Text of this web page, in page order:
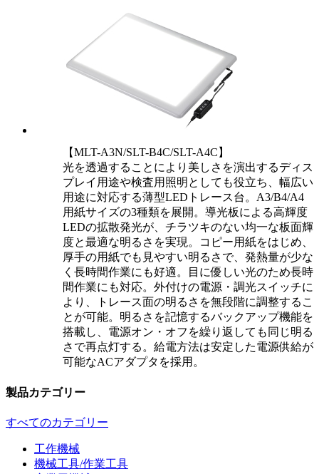
【MLT-A3N/SLT-B4C/SLT-A4C】
光を透過することにより美しさを演出するディス
プレイ用途や検査用照明としても役立ち、幅広い
用途に対応する薄型LEDトレース台。A3/B4/A4
用紙サイズの3種類を展開。導光板による高輝度
LEDの拡散発光が、チラツキのない均一な板面輝
度と最適な明るさを実現。コピー用紙をはじめ、
厚手の用紙でも見やすい明るさで、発熱量が少な
く長時間作業にも好適。目に優しい光のため長時
間作業にも対応。外付けの電源・調光スイッチに
より、トレース面の明るさを無段階に調整するこ
とが可能。明るさを記憶するバックアップ機能を
搭載し、電源オン・オフを繰り返しても同じ明る
さで再点灯する。給電方法は安定した電源供給が
可能なACアダプタを採用。
製品カテゴリー
すべてのカテゴリー
工作機械
機械工具/作業工具